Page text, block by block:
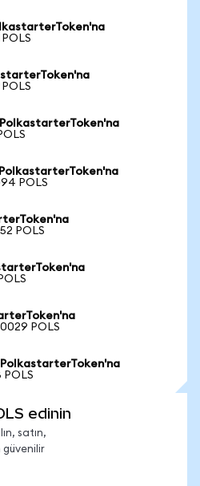
PolkastarterToken'na
POLS
POLS
POLS
POLS
edinin
satın,
güvenilir